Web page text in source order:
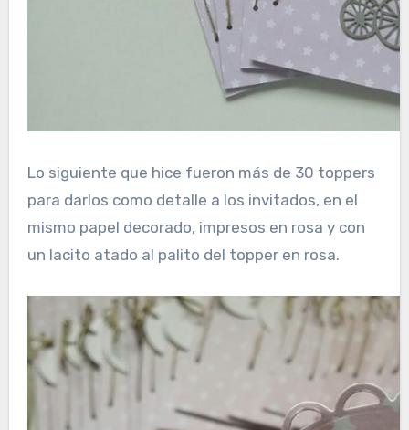
Lo siguiente que hice fueron más de 30 toppers
para darlos como detalle a los invitados, en el
mismo papel decorado, impresos en rosa y con
un lacito atado al palito del topper en rosa.